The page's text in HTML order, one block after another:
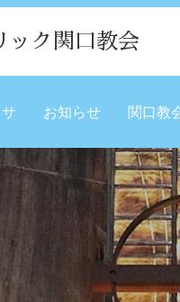
ック関口教会
お知らせ 関口教